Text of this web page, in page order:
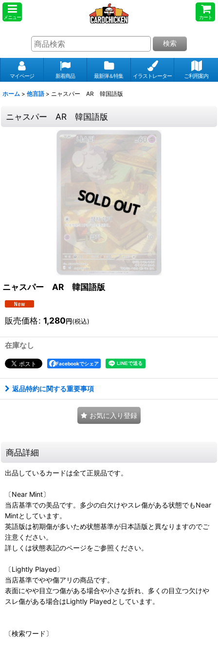
メニュー カート
検索
マイページ 新着商品 最新弾＆特集 イラストレーター ご利用案内
ホーム > 他言語 > ニャスパー AR 韓国語版
ニャスパー AR 韓国語版
ニャスパー AR 韓国語版
販売価格: 1,280円(税込)
在庫なし
Facebookでシェア
返品特約に関する重要事項
お気に入り登録
商品詳細
出品しているカードは全て正規品です。
〔Near Mint〕
当店基準での美品です。多少の白欠けやスレ傷がある状態でもNear
Mintとしています。
英語版は初期傷が多いため状態基準が日本語版と異なりますのでご
注意ください。
詳しくは状態表記のページをご参照ください。
〔Lightly Played〕
当店基準でやや傷アリの商品です。
表面にやや目立つ傷がある場合や小さな折れ、多くの目立つ欠けや
スレ傷がある場合はLightly Playedとしています。
〔検索ワード〕